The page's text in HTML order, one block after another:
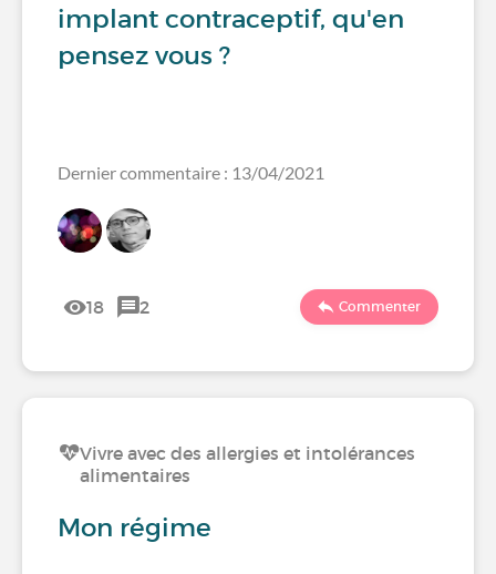
implant contraceptif, qu'en
pensez vous ?
Dernier commentaire : 13/04/2021
18 2 Commenter
Vivre avec des allergies et intolérances
alimentaires
Mon régime